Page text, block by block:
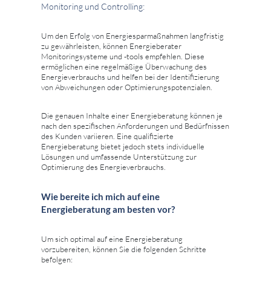
Monitoring und Controlling:
Um den Erfolg von Energiesparmaßnahmen langfristig
zu gewährleisten, können Energieberater
Monitoringsysteme und -tools empfehlen. Diese
ermöglichen eine regelmäßige Überwachung des
Energieverbrauchs und helfen bei der Identifizierung
von Abweichungen oder Optimierungspotenzialen.
Die genauen Inhalte einer Energieberatung können je
nach den spezifischen Anforderungen und Bedürfnissen
des Kunden variieren. Eine qualifizierte
Energieberatung bietet jedoch stets individuelle
Lösungen und umfassende Unterstützung zur
Optimierung des Energieverbrauchs.
Wie bereite ich mich auf eine
Energieberatung am besten vor?
Um sich optimal auf eine Energieberatung
vorzubereiten, können Sie die folgenden Schritte
befolgen: